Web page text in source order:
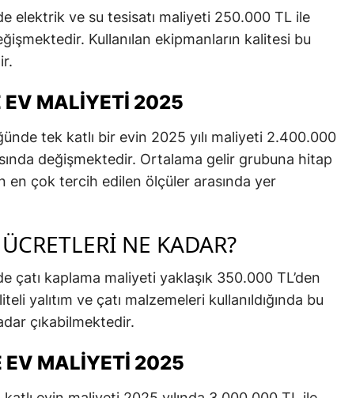
elektrik ve su tesisatı maliyeti 250.000 TL ile
Kullanılan ekipmanların kalitesi bu
EV MALIYETI 2025
tek katlı bir evin 2025 yılı maliyeti 2.400.000
değişmektedir. Ortalama gelir grubuna hitap
en çok tercih edilen ölçüler arasında yer
NE KADAR?
çatı kaplama maliyeti yaklaşık 350.000 TL’den
yalıtım ve çatı malzemeleri kullanıldığında bu
çıkabilmektedir.
EV MALIYETI 2025